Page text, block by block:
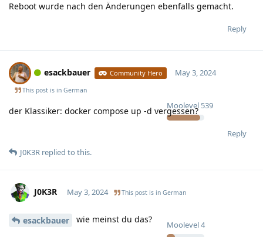
Reboot wurde nach den Änderungen ebenfalls gemacht.
Reply
esackbauer Community Hero
Moolevel 539
May 3, 2024
This post is in German
der Klassiker: docker compose up -d vergessen?
Reply
J0K3R replied to this.
J0K3R
Moolevel4
May 3, 2024 This post is in German
esackbauer wie meinst du das?